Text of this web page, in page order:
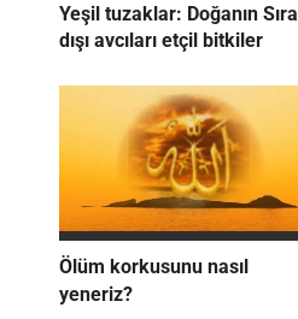
Yeşil tuzaklar: Doğanın Sıra
dışı avcıları etçil bitkiler
Ölüm korkusunu nasıl
yeneriz?